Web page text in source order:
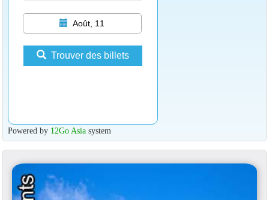
Août, 11
Trouver des billets
Powered by 12Go Asiasystem